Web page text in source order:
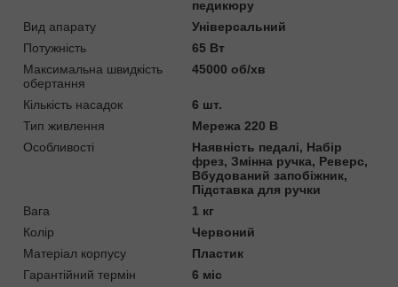
педикюру
Вид апарату
Універсальний
Потужність
65 Вт
Максимальна швидкість
обертання
45000 об/хв
Кількість насадок
6 шт.
Тип живлення
Мережа 220 В
Особливості
Наявність педалі, Набір
фрез, Змінна ручка, Реверс,
Вбудований запобіжник,
Підставка для ручки
Вага
1 кг
Колір
Червоний
Матеріал корпусу
Пластик
Гарантійний термін
6 міс